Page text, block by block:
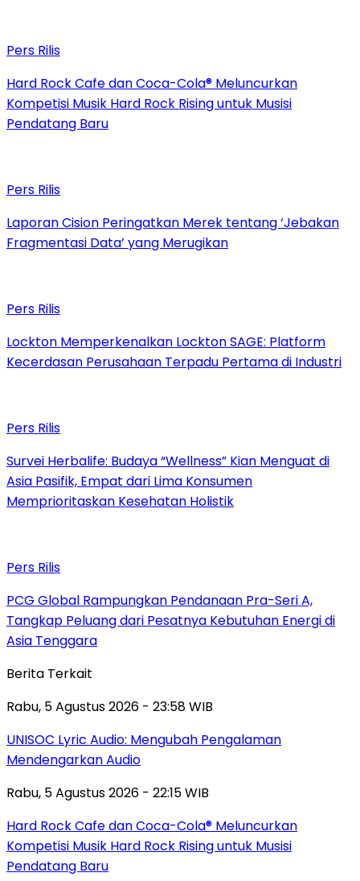
Pers Rilis
Hard Rock Cafe dan Coca-Cola® Meluncurkan
Kompetisi Musik Hard Rock Rising untuk Musisi
Pendatang Baru
Pers Rilis
Laporan Cision Peringatkan Merek tentang ‘Jebakan
Fragmentasi Data’ yang Merugikan
Pers Rilis
Lockton Memperkenalkan Lockton SAGE: Platform
Kecerdasan Perusahaan Terpadu Pertama di Industri
Pers Rilis
Survei Herbalife: Budaya “Wellness” Kian Menguat di
Asia Pasifik, Empat dari Lima Konsumen
Memprioritaskan Kesehatan Holistik
Pers Rilis
PCG Global Rampungkan Pendanaan Pra-Seri A,
Tangkap Peluang dari Pesatnya Kebutuhan Energi di
Asia Tenggara
Berita Terkait
Rabu, 5 Agustus 2026 - 23:58 WIB
UNISOC Lyric Audio: Mengubah Pengalaman
Mendengarkan Audio
Rabu, 5 Agustus 2026 - 22:15 WIB
Hard Rock Cafe dan Coca-Cola® Meluncurkan
Kompetisi Musik Hard Rock Rising untuk Musisi
Pendatang Baru